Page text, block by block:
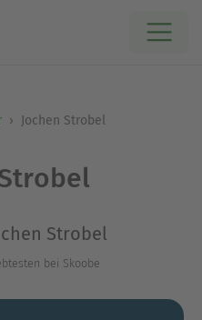
Jochen Strobel
Strobel
bei Skoobe